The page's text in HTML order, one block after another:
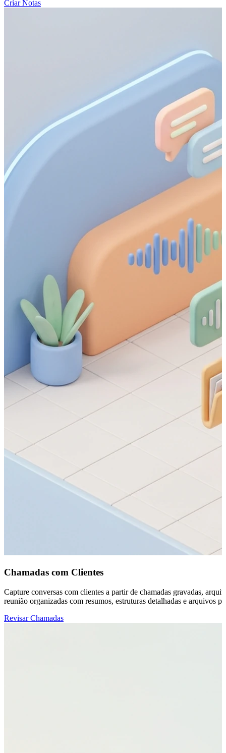
Criar Notas
Chamadas com Clientes
Capture conversas com clientes a partir de chamadas gravadas,
reunião organizadas com resumos, estruturas detalhadas e arquivos
Revisar Chamadas